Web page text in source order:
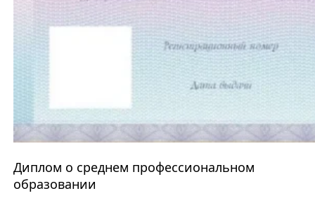
Диплом о среднем профессиональном
образовании